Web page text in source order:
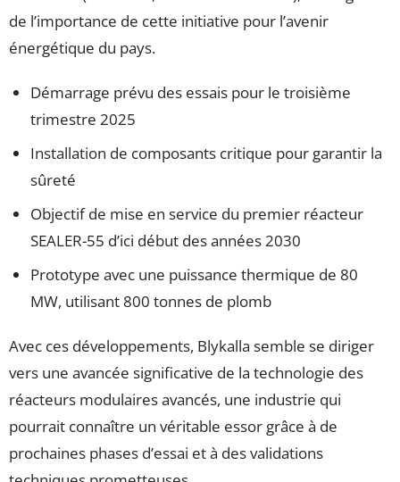
de l’importance de cette initiative pour l’avenir
énergétique du pays.
Démarrage prévu des essais pour le troisième
trimestre 2025
Installation de composants critique pour garantir la
sûreté
Objectif de mise en service du premier réacteur
SEALER-55 d’ici début des années 2030
Prototype avec une puissance thermique de 80
MW, utilisant 800 tonnes de plomb
Avec ces développements, Blykalla semble se diriger
vers une avancée significative de la technologie des
réacteurs modulaires avancés, une industrie qui
pourrait connaître un véritable essor grâce à de
prochaines phases d’essai et à des validations